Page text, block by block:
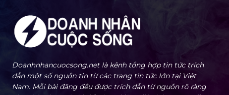
Doanhnhancuocsong.net là kênh tổng hợp tin tức trích
dẫn một số nguồn tin từ các trang tin tức lớn tại Việt
Nam. Mỗi bài đăng đều được trích dẫn từ nguồn rõ ràng